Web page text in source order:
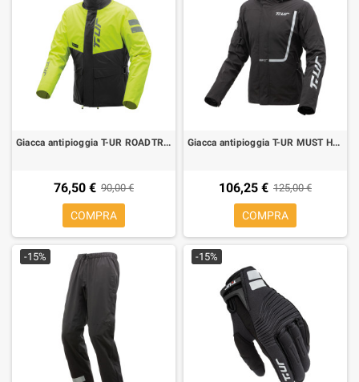
Giacca antipioggia T-UR ROADTRIP nero giallo
76,50 € 90,00 €
COMPRA
Giacca antipioggia T-UR MUST HAVE nero
106,25 € 125,00 €
COMPRA
-15% -15%